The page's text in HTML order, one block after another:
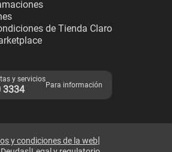
de Tienda Claro
y servicios
3334 Para información
y condiciones de la web|